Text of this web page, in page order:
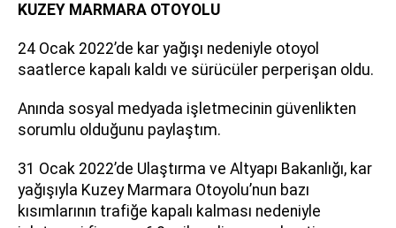
KUZEY MARMARA OTOYOLU
24 Ocak 2022’de kar yağışı nedeniyle otoyol
saatlerce kapalı kaldı ve sürücüler perperişan oldu.
Anında sosyal medyada işletmecinin güvenlikten
sorumlu olduğunu paylaştım.
31 Ocak 2022’de Ulaştırma ve Altyapı Bakanlığı, kar
yağışıyla Kuzey Marmara Otoyolu’nun bazı
kısımlarının trafiğe kapalı kalması nedeniyle